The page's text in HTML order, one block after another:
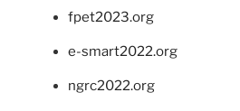
fpet2023.org
e-smart2022.org
ngrc2022.org